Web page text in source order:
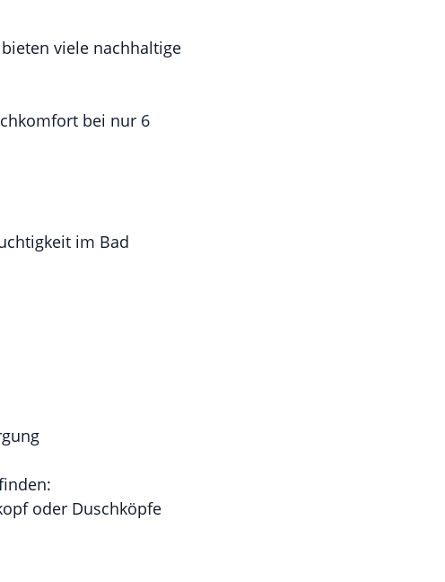
viele nachhaltige
bei nur 6
im Bad
oder Duschköpfe